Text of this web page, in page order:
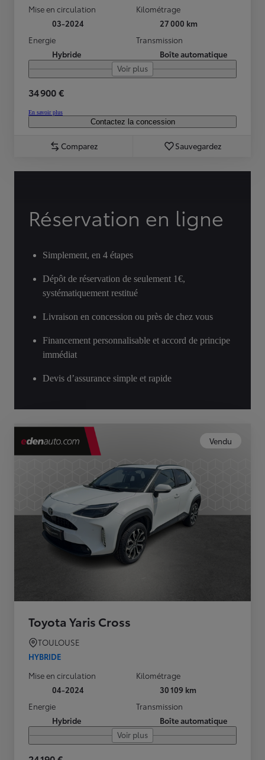
Mise en circulation
03-2024
Kilométrage
27 000 km
Energie
Hybride
Transmission
Boîte automatique
Voir plus
34 900 €
En savoir plus
Contactez la concession
Comparez Sauvegardez
Réservation en ligne
Simplement, en 4 étapes
Dépôt de réservation de seulement 1€,
systématiquement restitué
Livraison en concession ou près de chez vous
Financement personnalisable et accord de principe
immédiat
Devis d’assurance simple et rapide
Vendu
Toyota Yaris Cross
TOULOUSE
HYBRIDE
Mise en circulation
04-2024
Kilométrage
30 109 km
Energie
Hybride
Transmission
Boîte automatique
Voir plus